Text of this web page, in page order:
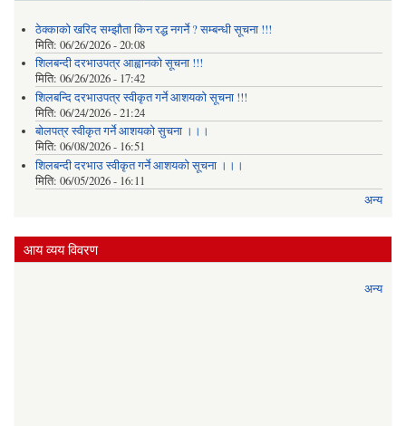
ठेक्काको खरिद सम्झौता किन रद्ध नगर्ने ? सम्बन्धी सूचना !!!
मिति: 06/26/2026 - 20:08
शिलबन्दी दरभाउपत्र आह्वानको सूचना !!!
मिति: 06/26/2026 - 17:42
शिलबन्दि दरभाउपत्र स्वीकृत गर्ने आशयकाे सूचना !!!
मिति: 06/24/2026 - 21:24
बोलपत्र स्वीकृत गर्ने आशयको सुचना ।।।
मिति: 06/08/2026 - 16:51
शिलबन्दी दरभाउ स्वीकृत गर्ने आशयको सूचना ।।।
मिति: 06/05/2026 - 16:11
अन्य
आय व्यय विवरण
अन्य